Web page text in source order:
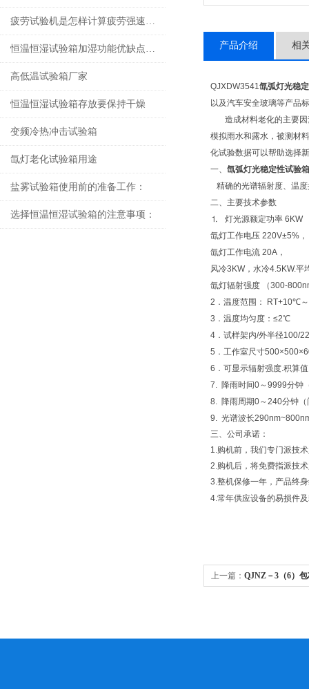
疲劳试验机是怎样计算疲劳强速的呢
恒温恒湿试验箱加湿功能优缺点对比
高低温试验箱厂家
恒温恒湿试验箱存放要保持干燥
变频冷热冲击试验箱
氙灯老化试验箱用途
盐雾试验箱使用前的准备工作：
选择恒温恒湿试验箱的注意事项：
产品介绍 相
QJXDW3541氙弧灯光稳
以及汽车安全玻璃等产品
造成材料老化的主要因
模拟雨水和露水，被测材
化试验数据可以帮助选择
一、 氙弧灯光稳定性试验箱
精确的光谱辐射度、温
二、 主要技术参数
⒈ 灯光源额定功率 6KW
氙灯工作电压 220V±5%，
氙灯工作电流 20A，
风冷3KW，水冷4.5KW.平
氙灯辐射强度 （300-
2．温度范围： RT+10℃
3．温度均匀度：≤2℃
4．试样架内/外半径100/
5．工作室尺寸
6．可显示辐射强度.积算值
7. 降雨时间0～9999分钟
8. 降雨周期0～240分钟（
9. 光谱波长
三、公司承诺：
1.购机前，我们专门派技
2.购机后，将免费指派技
3.整机保修一年，产品终
4.常年供应设备的易损件
上一篇： QJNZ－3（6）